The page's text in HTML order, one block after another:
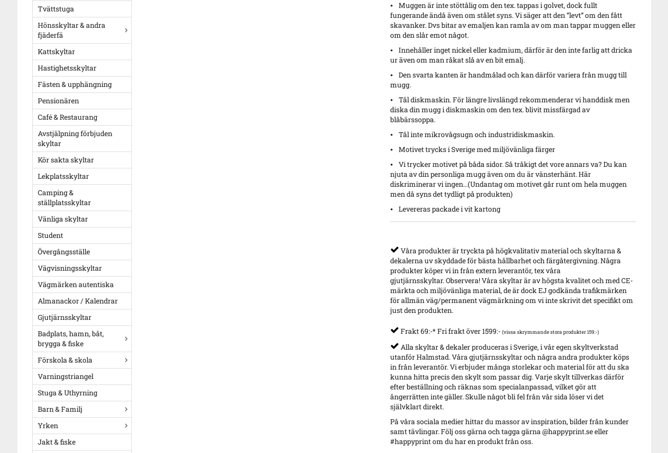
Tvättstuga
Hönsskyltar & andra
fjäderfä
Kattskyltar
Hastighetsskyltar
Fästen & upphängning
Pensionären
Café & Restaurang
Avstjälpning förbjuden
skyltar
Kör sakta skyltar
Lekplatsskyltar
Camping &
ställplatsskyltar
Vänliga skyltar
Student
Övergångsställe
Vägvisningsskyltar
Vägmärken autentiska
Almanackor / Kalendrar
Gjutjärnsskyltar
Badplats, hamn, båt,
brygga & fiske
Förskola & skola
Varningstriangel
Stuga & Uthyrning
Barn & Familj
Yrken
Jakt & fiske
⦁ Muggen är inte stöttålig om den tex. tappas i golvet, dock fullt
fungerande ändå även om stålet syns. Vi säger att den ”levt” om den fått
skavanker. Dvs bitar av emaljen kan ramla av om man tappar muggen eller
om den slår emot något.
⦁ Innehåller inget nickel eller kadmium, därför är den inte farlig att dricka
ur även om man råkat slå av en bit emalj.
⦁ Den svarta kanten är handmålad och kan därför variera från mugg till
mugg.
⦁ Tål diskmaskin. För längre livslängd rekommenderar vi handdisk men
diska din mugg i diskmaskin om den tex. blivit missfärgad av
blåbärssoppa.
⦁ Tål inte mikrovågsugn och industridiskmaskin.
⦁ Motivet trycks i Sverige med miljövänliga färger
⦁ Vi trycker motivet på båda sidor. Så tråkigt det vore annars va? Du kan
njuta av din personliga mugg även om du är vänsterhänt. Här
diskriminerar vi ingen...(Undantag om motivet går runt om hela muggen
men då syns det tydligt på produkten)
⦁ Levereras packade i vit kartong
Våra produkter är tryckta på högkvalitativ material och skyltarna &
dekalerna uv skyddade för bästa hållbarhet och färgåtergivning. Några
produkter köper vi in från extern leverantör, tex våra
gjutjärnsskyltar. Observera! Våra skyltar är av högsta kvalitet och med CE-
märkta och miljövänliga material, de är dock EJ godkända trafikmärken
för allmän väg/permanent vägmärkning om vi inte skrivit det specifikt om
just den produkten.
Frakt 69:-* Fri frakt över 1599:- (vissa skrymmande stora produkter 159:-)
Alla skyltar & dekaler produceras i Sverige, i vår egen skyltverkstad
utanför Halmstad. Våra gjutjärnsskyltar och några andra produkter köps
in från leverantör. Vi erbjuder många storlekar och material för att du ska
kunna hitta precis den skylt som passar dig. Varje skylt tillverkas därför
efter beställning och räknas som specialanpassad, vilket gör att
ångerrätten inte gäller. Skulle något bli fel från vår sida löser vi det
självklart direkt.
På våra sociala medier hittar du massor av inspiration, bilder från kunder
samt tävlingar. Följ oss gärna och tagga gärna @happyprint.se eller
#happyprint om du har en produkt från oss.